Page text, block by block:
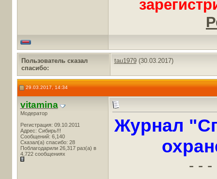
Пользователь сказал
cпасибо:
tau1979(30.03.2017)
29.03.2017, 14:34
vitamina
Модератор
Регистрация: 09.10.2011
Адрес: Сибирь!!!
Сообщений: 6,140
Сказал(а) спасибо: 28
Поблагодарили 26,317 раз(а) в
4,722 сообщениях
Журнал
- - -